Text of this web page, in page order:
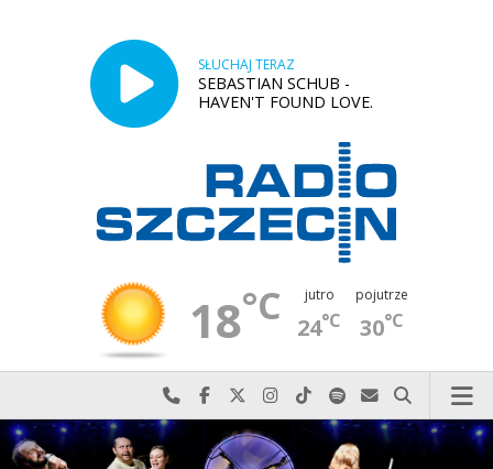
SŁUCHAJ TERAZ
SEBASTIAN SCHUB -
HAVEN'T FOUND LOVE.
18°C jutro
24°C
pojutrze
30°C
Najlepiej po prostu do nas zadzwoń
Odwiedź nas na Facebook-u
Odwiedź nas na X
Odwiedź nas na Instagram-ie
Odwiedź nas na TikTok-u
Szukaj nas na Spotify
Wyślij do nas
Szukaj